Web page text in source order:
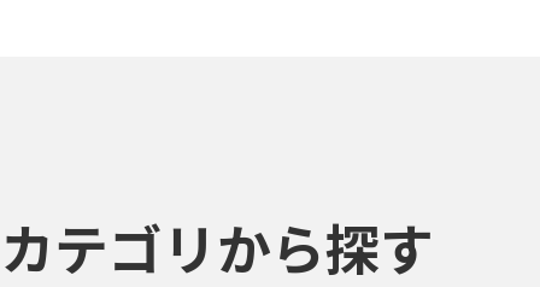
カテゴリから探す